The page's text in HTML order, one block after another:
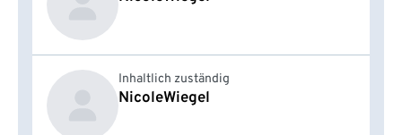
Inhaltlich zuständig
NicoleWiegel